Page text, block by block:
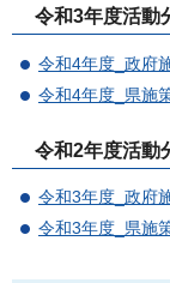
令和3年度活動
令和4年度_政府
令和4年度_県施
令和2年度活動
令和3年度_政府
令和3年度_県施